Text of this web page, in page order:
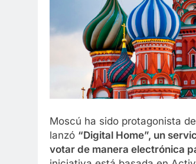
Moscú ha sido protagonista
lanzó “Digital Home”, un
votar de manera electrónica